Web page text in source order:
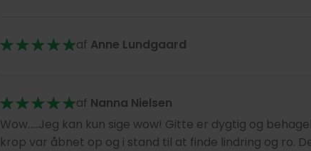
af Anne Lundgaard
af Nanna Nielsen
Wow…..Jeg kan kun sige wow! Gitte er dygtig og
krop var åbnet op og i stand til at finde lindring og ro.